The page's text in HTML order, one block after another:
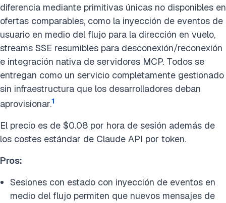
diferencia mediante primitivas únicas no disponibles en
ofertas comparables, como la inyección de eventos de
usuario en medio del flujo para la dirección en vuelo,
streams SSE resumibles para desconexión/reconexión
e integración nativa de servidores MCP. Todos se
entregan como un servicio completamente gestionado
sin infraestructura que los desarrolladores deban
aprovisionar.1
El precio es de $0.08 por hora de sesión además de
los costes estándar de Claude API por token.
Pros:
Sesiones con estado con inyección de eventos en
medio del flujo permiten que nuevos mensajes de